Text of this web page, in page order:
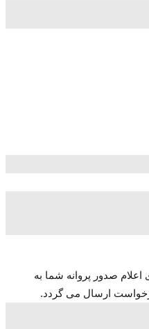
صدور پروانه شما به
ارسال می گردد.